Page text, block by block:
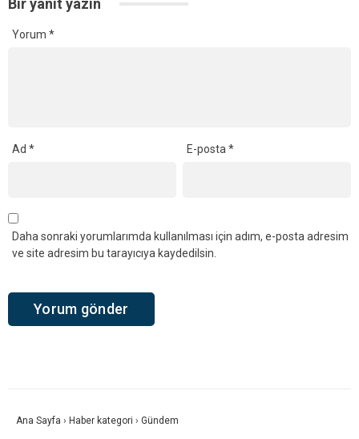
Bir yanıt yazın
Yorum *
Ad * E-posta*
Daha sonraki yorumlarımda kullanılması için adım, e-posta adresim
ve site adresim bu tarayıcıya kaydedilsin.
Ana Sayfa › Haber kategori › Gündem